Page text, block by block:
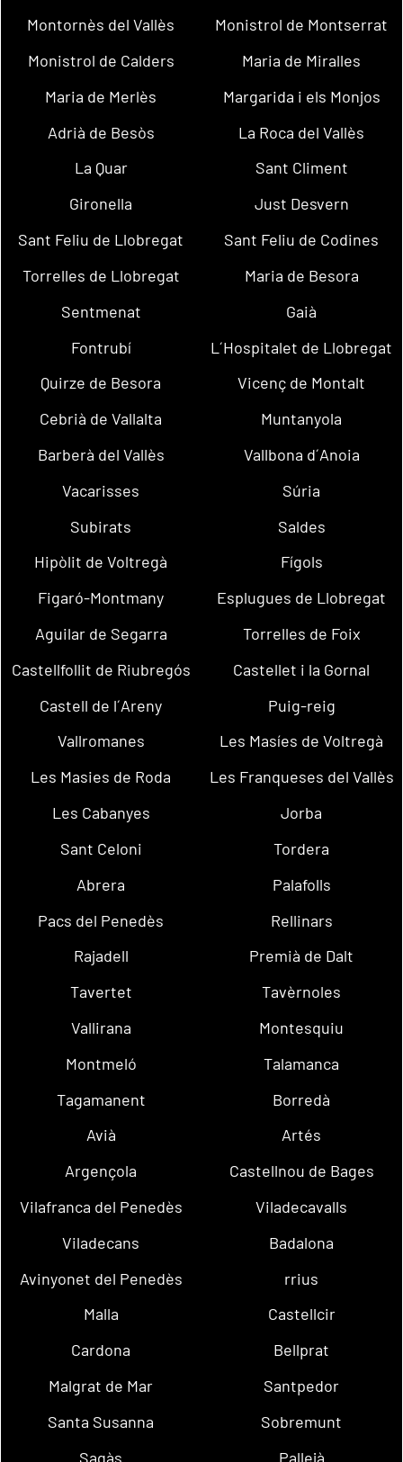
Montornès del Vallès
Monistrol de Montserrat
Monistrol de Calders
Maria de Miralles
Maria de Merlès
Margarida i els Monjos
Adrià de Besòs
La Roca del Vallès
La Quar
Sant Climent
Gironella
Just Desvern
Sant Feliu de Llobregat
Sant Feliu de Codines
Torrelles de Llobregat
Maria de Besora
Sentmenat
Gaià
Fontrubí
L´Hospitalet de Llobregat
Quirze de Besora
Vicenç de Montalt
Cebrià de Vallalta
Muntanyola
Barberà del Vallès
Vallbona d´Anoia
Vacarisses
Súria
Subirats
Saldes
Hipòlit de Voltregà
Fígols
Figaró-Montmany
Esplugues de Llobregat
Aguilar de Segarra
Torrelles de Foix
Castellfollit de Riubregós
Castellet i la Gornal
Castell de l´Areny
Puig-reig
Vallromanes
Les Masíes de Voltregà
Les Masies de Roda
Les Franqueses del Vallès
Les Cabanyes
Jorba
Sant Celoni
Tordera
Abrera
Palafolls
Pacs del Penedès
Rellinars
Rajadell
Premià de Dalt
Tavertet
Tavèrnoles
Vallirana
Montesquiu
Montmeló
Talamanca
Tagamanent
Borredà
Avià
Artés
Argençola
Castellnou de Bages
Vilafranca del Penedès
Viladecavalls
Viladecans
Badalona
Avinyonet del Penedès
rrius
Malla
Castellcir
Cardona
Bellprat
Malgrat de Mar
Santpedor
Santa Susanna
Sobremunt
Sagàs
Pallejà